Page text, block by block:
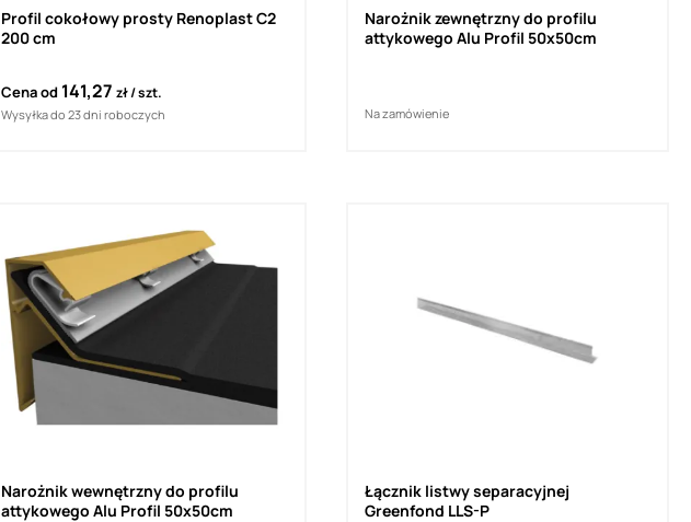
Profil cokołowy prosty Renoplast C2
200 cm
Cena od 141,27zł szt.
Wysyłka do 23 dni roboczych
Narożnik zewnętrzny do profilu
attykowego Alu Profil 50x50cm
Na zamówienie
Narożnik wewnętrzny do profilu
attykowego Alu Profil 50x50cm
Łącznik listwy separacyjnej
Greenfond LLS-P